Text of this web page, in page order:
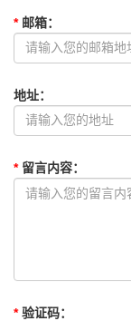
* 邮箱：
地址：
* 留言内容：
* 验证码：